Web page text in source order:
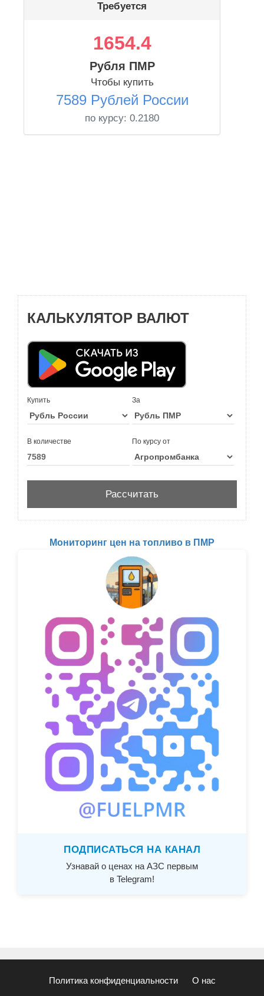
Требуется
1654.4
Рубля ПМР
Чтобы купить
7589 Рублей России
по курсу: 0.2180
КАЛЬКУЛЯТОР ВАЛЮТ
Купить За
В количестве По курсу от
Мониторинг цен на топливо в ПМР
ПОДПИСАТЬСЯ НА КАНАЛ
Узнавай о ценах на АЗС первым
в Telegram!
Политика конфиденциальности О нас